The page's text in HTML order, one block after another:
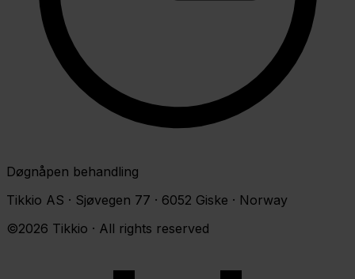
Døgnåpen behandling
Tikkio AS · Sjøvegen 77 · 6052 Giske · Norway
©2026 Tikkio · All rights reserved